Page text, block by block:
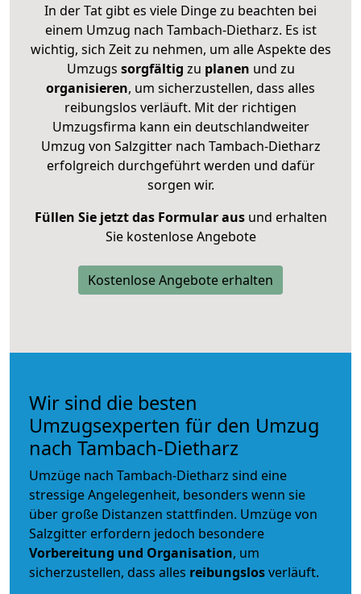
In der Tat gibt es viele Dinge zu beachten bei
einem Umzug nach Tambach-Dietharz. Es ist
wichtig, sich Zeit zu nehmen, um alle Aspekte des
Umzugs sorgfältig zu planen und zu
organisieren, um sicherzustellen, dass alles
reibungslos verläuft. Mit der richtigen
Umzugsfirma kann ein deutschlandweiter
Umzug von Salzgitter nach Tambach-Dietharz
erfolgreich durchgeführt werden und dafür
sorgen wir.
Füllen Sie jetzt das Formular ausund erhalten
Sie kostenlose Angebote
Kostenlose Angebote erhalten
Wir sind die besten
Umzugsexperten für den Umzug
nach Tambach-Dietharz
Umzüge nach Tambach-Dietharz sind eine
stressige Angelegenheit, besonders wenn sie
über große Distanzen stattfinden. Umzüge von
Salzgitter erfordern jedoch besondere
Vorbereitung und Organisation, um
sicherzustellen, dass alles reibungslosverläuft.